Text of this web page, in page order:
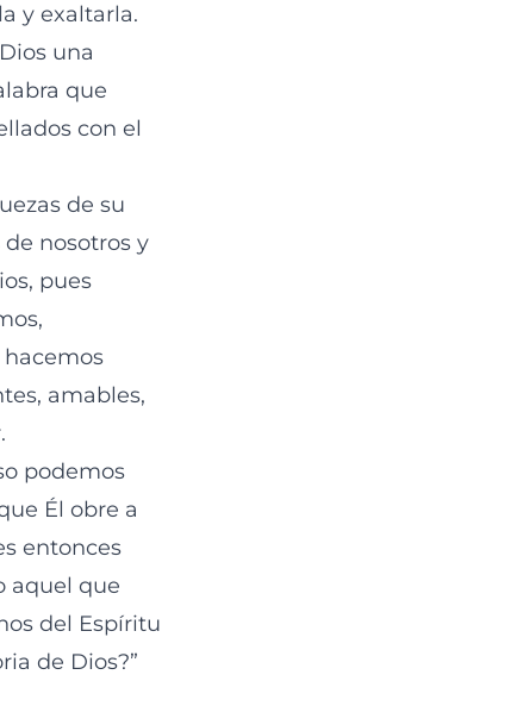
y exaltarla.
una
que
con el
de su
nosotros y
pues
amables,
podemos
Él obre a
entonces
aquel que
del Espíritu
de Dios?”